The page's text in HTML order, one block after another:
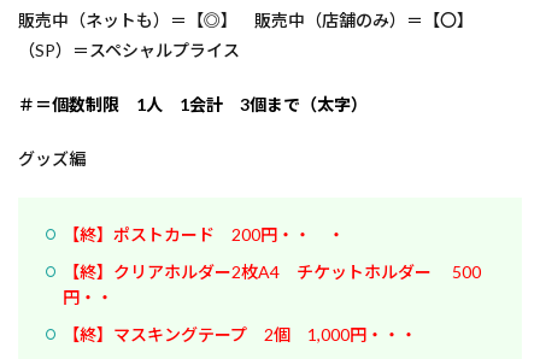
販売中（ネットも）＝【◎】 販売中（店舗のみ）＝【〇】
（SP）＝スペシャルプライス
＃＝個数制限 1人 1会計 3個まで（太字）
グッズ編
【終】ポストカード 200円・・ ・
【終】クリアホルダー2枚A4 チケットホルダー 500
円・・
【終】マスキングテープ 2個 1,000円・・・